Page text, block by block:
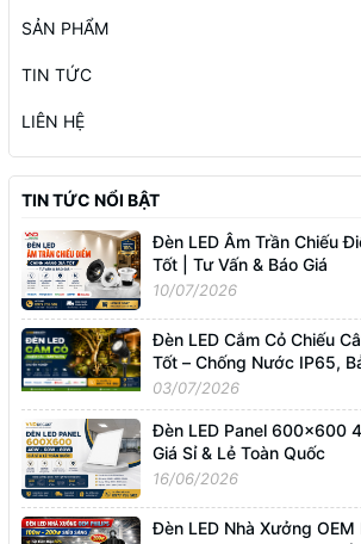
SẢN PHẨM
TIN TỨC
LIÊN HỆ
TIN TỨC NỔI BẬT
Đèn LED Âm Trần Chiếu
Tốt | Tư Vấn & Báo Giá
10/07/2026
Đèn LED Cắm Cỏ Chiếu
Tốt – Chống Nước IP65,
Hãng
03/07/2026
Đèn LED Panel 600x600
Giá Sỉ & Lẻ Toàn Quốc
16/06/2026
Đèn LED Nhà Xưởng